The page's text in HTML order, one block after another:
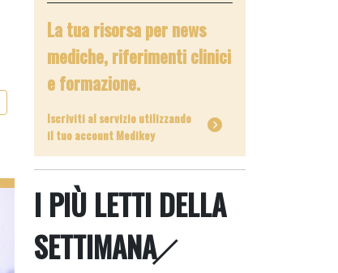
La tua risorsa per news
mediche, riferimenti clinici
e formazione.
Iscriviti al servizio utilizzando
il tuo account Medikey
I PIÙ LETTI DELLA
SETTIMANA